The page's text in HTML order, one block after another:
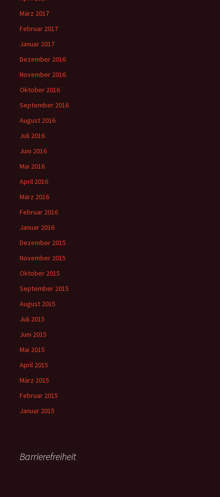
März 2017
Februar 2017
Januar 2017
Dezember 2016
November 2016
Oktober 2016
September 2016
August 2016
Juli 2016
Juni 2016
Mai 2016
April 2016
März 2016
Februar 2016
Januar 2016
Dezember 2015
November 2015
Oktober 2015
September 2015
August 2015
Juli 2015
Juni 2015
Mai 2015
April 2015
März 2015
Februar 2015
Januar 2015
Barrierefreiheit